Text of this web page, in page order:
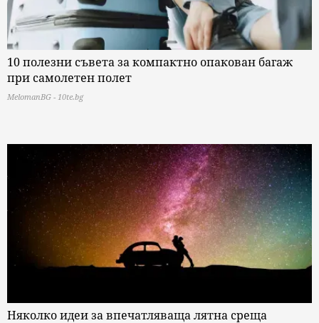
10 полезни съвета за компактно опакован багаж
при самолетен полет
MelomanBG - 10te.bg
Няколко идеи за впечатляваща лятна среща